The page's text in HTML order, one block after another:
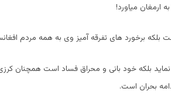
ارمغان میاورد!
بلکه برخورد های تفرقه آمیز وی به همه مردم
بلکه خود بانی و محراق فساد است همچنان کرزی
بحران است.